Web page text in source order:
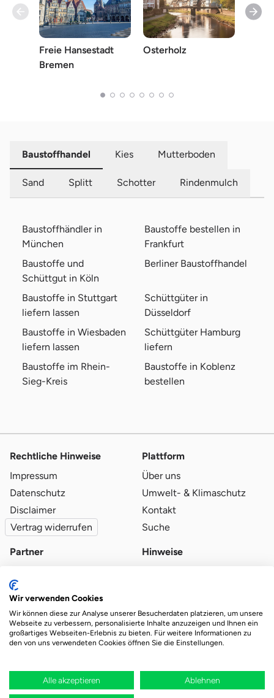
Freie Hansestadt
Bremen
Osterholz
Baustoffhandel Kies Mutterboden
Sand Splitt Schotter Rindenmulch
Baustoffhändler in
München
Baustoffe bestellen in
Frankfurt
Baustoffe und
Schüttgut in Köln
Berliner Baustoffhandel
Baustoffe in Stuttgart
liefern lassen
Schüttgüter in
Düsseldorf
Baustoffe in Wiesbaden
liefern lassen
Schüttgüter Hamburg
liefern
Baustoffe im Rhein-
Sieg-Kreis
Baustoffe in Koblenz
bestellen
Rechtliche Hinweise
Impressum
Datenschutz
Disclaimer
Vertrag widerrufen
Plattform
Über uns
Umwelt- & Klimaschutz
Kontakt
Suche
Partner
Qualitätsvoraussetzungen
Partner-Login
Hinweise
Das Ökosystem für beste Ver- und Entsorgung
Durch deine Bestellung wird regional aufgeforstet
Wir verwenden Cookies
Wir können diese zur Analyse unserer Besucherdaten platzieren, um unsere
Webseite zu verbessern, personalisierte Inhalte anzuzeigen und Ihnen ein
großartiges Webseiten-Erlebnis zu bieten. Für weitere Informationen zu
den von uns verwendeten Cookies öffnen Sie die Einstellungen.
Alle akzeptieren Ablehnen